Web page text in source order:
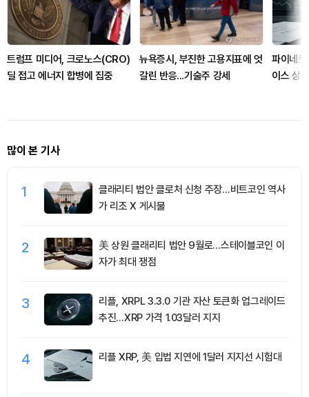
트럼프 미디어, 크로노스(CRO)
딜 접고 에너지 합병에 집중
뉴욕증시, 부진한 고용지표에 엇
갈린 반응...기술주 강세
파이네트
이스 상
많이 본 기사
1
클래리티 법안 클로처 신청 주장…비트코인 역사
가 리조 X 게시물
2
美 상원 클래리티 법안 9월로…스테이블코인 이
자가 최대 쟁점
3
리플, XRPL 3.3.0 기관 자산 토큰화 업그레이드
추진…XRP 가격 1.03달러 지지
4 리플 XRP, 美 입법 지연에 1달러 지지선 시험대